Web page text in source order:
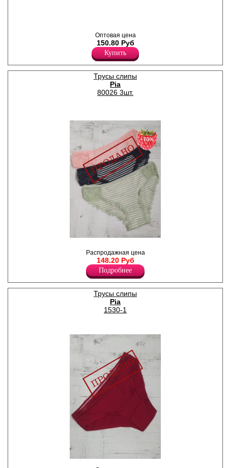
бамбукового полотна,
декорированы кружевом,
кружевная резинка, х/б
ластовица.
Бамбук 90%
Эластан 10%
Оптовая цена
150.80 Руб
Купить
Трусы слипы
Pia
80026 3шт.
хлопка, "в полоску", с
кружевными вставками и
обрамлением, х/б ластовица.
В наборе 3 штуки разного
цвета.
Хлопок 95%
Спандекс 5%
−70%
Распродажная цена
148.20 Руб
Подробнее
Трусы слипы
Pia
1530-1